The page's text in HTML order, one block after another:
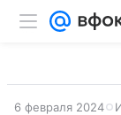
6 февраля 2024